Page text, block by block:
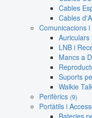
Cables
Cables
Comunicacions i
Auriculars
LNB i
Mancs a
Suports
Walkie
Perifèrics (9)
Portàtils i